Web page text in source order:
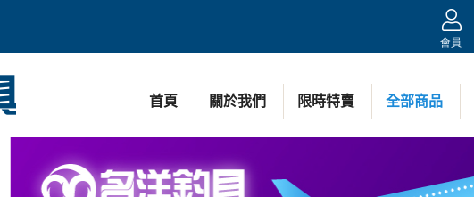
會員
首頁 關於我們 限時特賣 全部商品